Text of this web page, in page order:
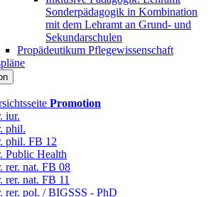
Sonderpädagogik in Kombination
mit dem Lehramt an Grund- und
Sekundarschulen
Propädeutikum Pflegewissenschaft
Promotion
iur.
phil.
phil. FB 12
Public Health
rer. nat. FB 08
rer. nat. FB 11
rer. pol. / BIGSSS - PhD